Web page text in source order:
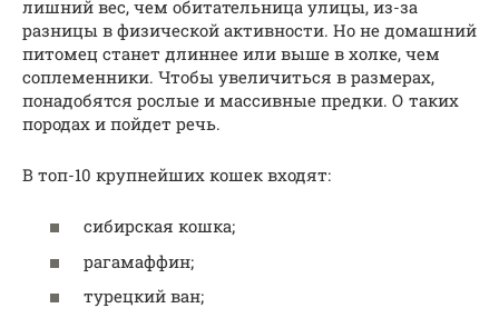
лишний вес, чем обитательница улицы, из-за
разницы в физической активности. Но не домашний
питомец станет длиннее или выше в холке, чем
соплеменники. Чтобы увеличиться в размерах,
понадобятся рослые и массивные предки. О таких
породах и пойдет речь.
В топ-10 крупнейших кошек входят:
сибирская кошка;
рагамаффин;
турецкий ван;